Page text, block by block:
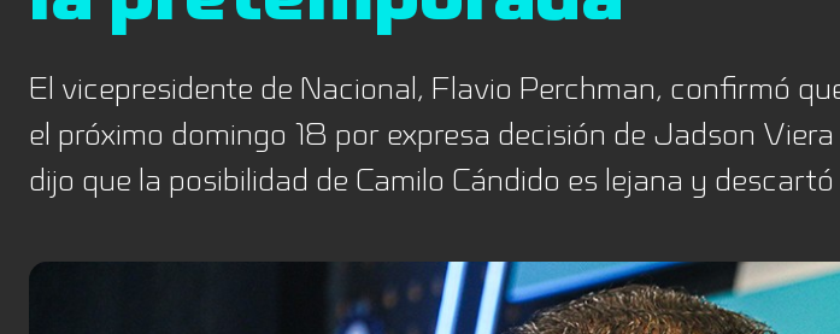
El vicepresidente de Nacional, Flavio Perchman, confirmó
el próximo domingo 18 por expresa decisión de Jadson
dijo que la posibilidad de Camilo Cándido es lejana y